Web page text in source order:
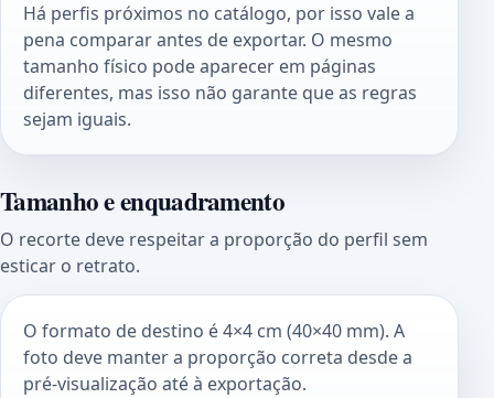
Há perfis próximos no catálogo, por isso vale a
pena comparar antes de exportar. O mesmo
tamanho físico pode aparecer em páginas
diferentes, mas isso não garante que as regras
sejam iguais.
Tamanho e enquadramento
O recorte deve respeitar a proporção do perfil sem
esticar o retrato.
O formato de destino é 4×4 cm (40×40 mm). A
foto deve manter a proporção correta desde a
pré-visualização até à exportação.